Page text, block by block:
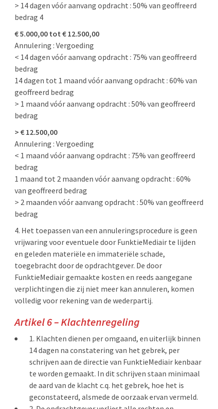
> 14 dagen vóór aanvang opdracht : 50% van geoffreerd
bedrag 4
€ 5.000,00 tot € 12.500,00
Annulering : Vergoeding
< 14 dagen vóór aanvang opdracht : 75% van geoffreerd
bedrag
14 dagen tot 1 maand vóór aanvang opdracht : 60% van
geoffreerd bedrag
> 1 maand vóór aanvang opdracht : 50% van geoffreerd
bedrag
> € 12.500,00
Annulering : Vergoeding
< 1 maand vóór aanvang opdracht : 75% van geoffreerd
bedrag
1 maand tot 2 maanden vóór aanvang opdracht : 60%
van geoffreerd bedrag
> 2 maanden vóór aanvang opdracht : 50% van geoffreerd
bedrag
4. Het toepassen van een annuleringsprocedure is geen
vrijwaring voor eventuele door FunktieMediair te lijden
en geleden materiële en immateriële schade,
toegebracht door de opdrachtgever. De door
FunktieMediair gemaakte kosten en reeds aangegane
verplichtingen die zij niet meer kan annuleren, komen
volledig voor rekening van de wederpartij.
Artikel 6 – Klachtenregeling
Klachten dienen per omgaand, en uiterlijk binnen
14 dagen na constatering van het gebrek, per
schrijven aan de directie van FunktieMediair kenbaar
te worden gemaakt. In dit schrijven staan minimaal
de aard van de klacht c.q. het gebrek, hoe het is
geconstateerd, alsmede de oorzaak ervan vermeld.